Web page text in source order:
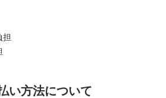
担
い方法について